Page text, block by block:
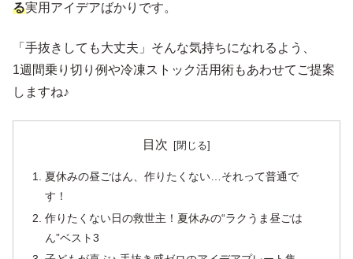
る実用アイデアばかりです。
「手抜きしても大丈夫」そんな気持ちになれるよう、
1週間乗り切り例や冷凍ストック活用術もあわせてご提案
しますね♪
目次
夏休みの昼ごはん、作りたくない…それって普通で
す！
作りたくない日の救世主！夏休みの“ラクうま昼ごは
ん”ベスト3